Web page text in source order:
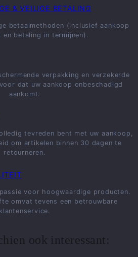
& VEILIGE BETALING
betaalmethoden (inclusief aankoop
en betaling in termijnen).
verpakking en verzekerde
dat uw aankoop onbeschadigd
aankomt.
tevreden bent met uw aankoop,
om artikelen binnen 30 dagen te
retourneren.
voor hoogwaardige producten.
omvat tevens een betrouwbare
klantenservice.
ook interessant: